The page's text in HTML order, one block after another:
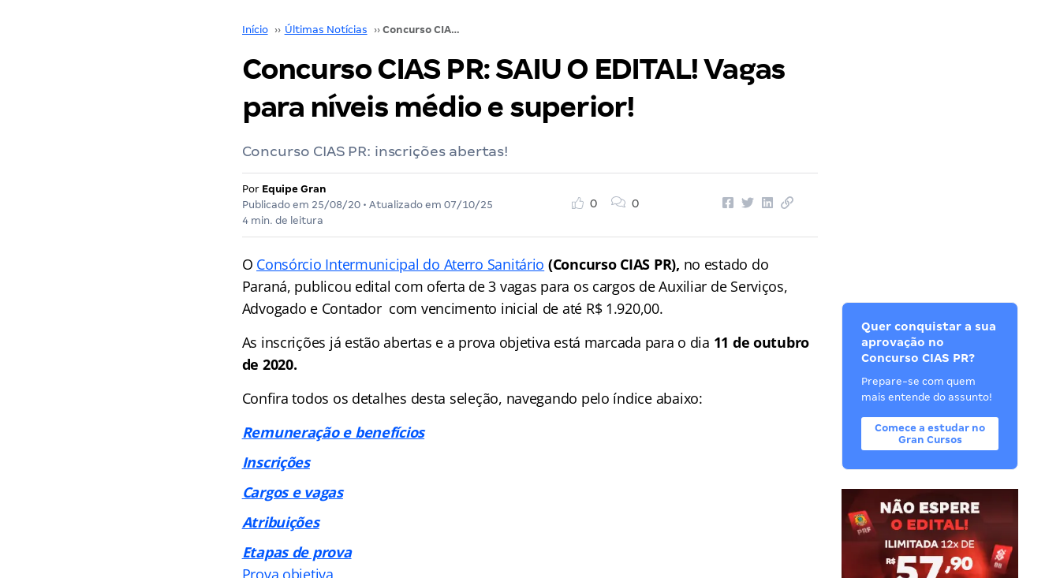
Início ›› Últimas Notícias ›› Concurso CIAS PR: SAIU O EDITAL! Vagas para níveis médio e superior!
Concurso CIAS PR: SAIU O EDITAL! Vagas
para níveis médio e superior!
Concurso CIAS PR: inscrições abertas!
Por Equipe Gran
Publicado em 25/08/20• Atualizado em 07/10/25
4 min. de leitura
0 0
O Consórcio Intermunicipal do Aterro Sanitário (Concurso CIAS PR), no estado do
Paraná, publicou edital com oferta de 3 vagas para os cargos de Auxiliar de Serviços,
Advogado e Contador com vencimento inicial de até R$ 1.920,00.
As inscrições já estão abertas e a prova objetiva está marcada para o dia 11 de outubro
de 2020.
Confira todos os detalhes desta seleção, navegando pelo índice abaixo:
Remuneração e benefícios
Inscrições
Cargos e vagas
Atribuições
Etapas de prova
Prova objetiva
Quer conquistar a sua
aprovação no
Concurso CIAS PR?
Prepare-se com quem
mais entende do assunto!
Comece a estudar no
Gran Cursos